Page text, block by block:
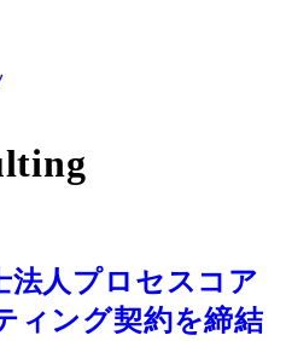
法人プロセスコア
ィング契約を締結